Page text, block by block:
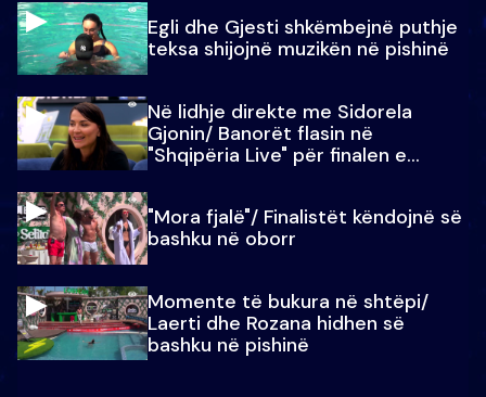
Egli dhe Gjesti shkëmbejnë puthje
teksa shijojnë muzikën në pishinë
Në lidhje direkte me Sidorela
Gjonin/ Banorët flasin në
"Shqipëria Live" për finalen e
"Mora fjalë"/ Finalistët këndojnë së
bashku në oborr
Momente të bukura në shtëpi/
Laerti dhe Rozana hidhen së
bashku në pishinë